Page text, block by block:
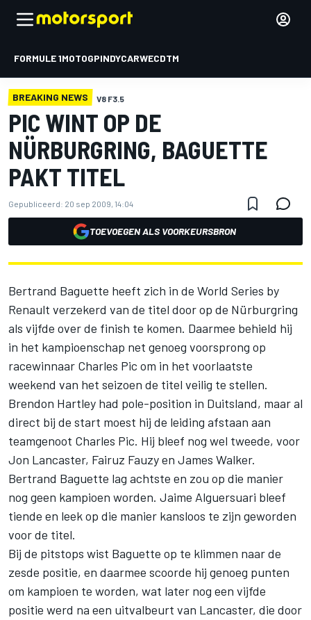
FORMULE 1MOTOGPINDYCARWECDTM
BREAKING NEWS V8 F3.5
PIC WINT OP DE
NÜRBURGRING, BAGUETTE
PAKT TITEL
Gepubliceerd: 20 sep 2009, 14:04
TOEVOEGEN ALS VOORKEURSBRON
Bertrand Baguette heeft zich in de World Series by
Renault verzekerd van de titel door op de Nürburgring
als vijfde over de finish te komen. Daarmee behield hij
in het kampioenschap net genoeg voorsprong op
racewinnaar Charles Pic om in het voorlaatste
weekend van het seizoen de titel veilig te stellen.
Brendon Hartley had pole-position in Duitsland, maar al
direct bij de start moest hij de leiding afstaan aan
teamgenoot Charles Pic. Hij bleef nog wel tweede, voor
Jon Lancaster, Fairuz Fauzy en James Walker.
Bertrand Baguette lag achtste en zou op die manier
nog geen kampioen worden. Jaime Alguersuari bleef
tiende en leek op die manier kansloos te zijn geworden
voor de titel.
Bij de pitstops wist Baguette op te klimmen naar de
zesde positie, en daarmee scoorde hij genoeg punten
om kampioen te worden, wat later nog een vijfde
positie werd na een uitvalbeurt van Lancaster, die door